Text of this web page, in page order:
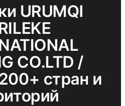
URUMQI
CO.LTD /
стран и